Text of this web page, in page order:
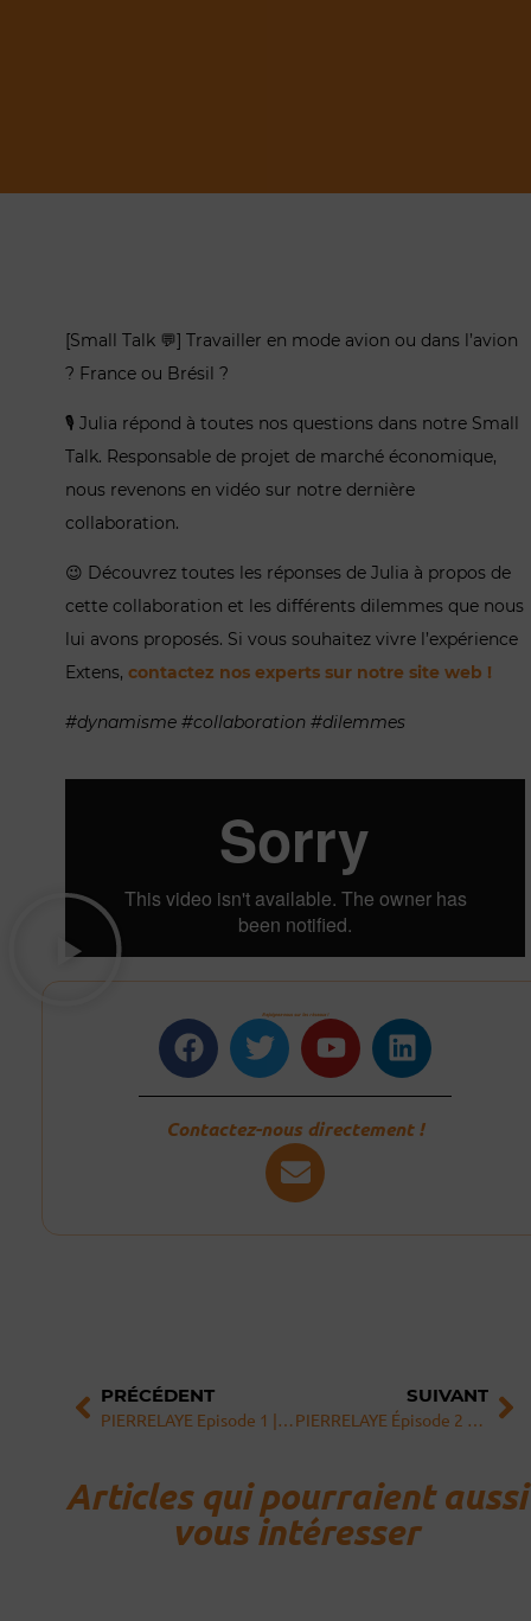
Rejoignez-nous sur les réseaux !
Facebook
TwitterYoutubeLinkedin
Contactez-nous directement !
[Small Talk 💬] Travailler en mode avion ou dans l’avion
? France ou Brésil ?
🎙️ Julia répond à toutes nos questions dans notre Small
Talk. Responsable de projet de marché économique,
nous revenons en vidéo sur notre dernière
collaboration.
😉 Découvrez toutes les réponses de Julia à propos de
cette collaboration et les différents dilemmes que nous
lui avons proposés. Si vous souhaitez vivre l’expérience
Extens, contactez nos experts sur notre site web !
#dynamisme #collaboration #dilemmes
PRÉCÉDENT
PIERRELAYE Episode 1 | Docu-Série
SUIVANT
PIERRELAYE Épisode 2 – Patricia, vendeuse de prêt-à-porter | Docu-Série
Articles qui pourraient aussi
vous intéresser